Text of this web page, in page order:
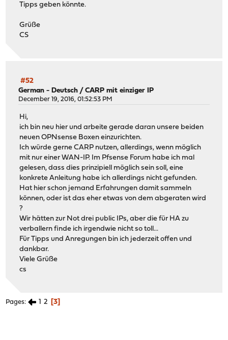
Tipps geben könnte.
Grüße
CS
#52
German - Deutsch /CARP mit einziger IP
December 19, 2016, 01:52:53 PM
Hi,
ich bin neu hier und arbeite gerade daran unsere beiden
neuen OPNsense Boxen einzurichten.
Ich würde gerne CARP nutzen, allerdings, wenn möglich
mit nur einer WAN-IP. Im Pfsense Forum habe ich mal
gelesen, dass dies prinzipiell möglich sein soll, eine
konkrete Anleitung habe ich allerdings nicht gefunden.
Hat hier schon jemand Erfahrungen damit sammeln
können, oder ist das eher etwas von dem abgeraten wird
?
Wir hätten zur Not drei public IPs, aber die für HA zu
verballern finde ich irgendwie nicht so toll...
Für Tipps und Anregungen bin ich jederzeit offen und
dankbar.
Viele Grüße
cs
Pages 1 2 3